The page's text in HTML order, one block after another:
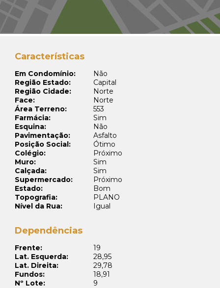
Características
Em Condomínio:
Não
Região Estado:
Capital
Região Cidade:
Norte
Face:
Norte
Área Terreno:
553
Farmácia:
Sim
Esquina:
Não
Pavimentação:
Asfalto
Posição Social:
Ótimo
Colégio:
Próximo
Muro:
Sim
Calçada:
Sim
Supermercado:
Próximo
Estado:
Bom
Topografia:
PLANO
Nível da Rua:
Igual
Dependências
Frente:
19
Lat. Esquerda:
28,95
Lat. Direita:
29,78
Fundos:
18,91
Nº Lote:
9